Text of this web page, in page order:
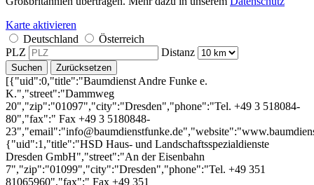
Karte aktivieren
Deutschland
Österreich
PLZ
Distanz
Suchen Zurücksetzen
[{"uid":0,"title":"Baumdienst Andre Funke e. K.","street":"Dammweg 20","zip":"01097","city":"Dresden","phone":"Tel. +49 3 518084-80","fax":" Fax +49 3 5180848-23","email":"info@baumdienstfunke.de","website":"www.baumdienstfunke.de","country":"DE","lat":51.07321950000000043701220420189201831817626953125,"lon":13.750307049999999975398168317042291164398193359375},{"uid":1,"title":"HSD Haus- und Landschaftsspezialdienste Dresden GmbH","street":"An der Eisenbahn 7","zip":"01099","city":"Dresden","phone":"Tel. +49 351 81065960","fax":" Fax +49 351 81065987","email":"hsd@hsdweb.de","website":"www.hsdweb.de","country":"DE","lat":51.0918668999999994184690876863896846771240234375,"lon":13.76810210000000012087184586562216281890869140625},{"uid":2,"title":"Stefan Bentzin Garten- und Landschaftsbau, Hausmeisterservice, Winterdienst","street":"D\u00f6rnichtweg 59 c","zip":"01109","city":"Dresden","phone":"Tel. +49 3 5188049-11","fax":" Fax +49 3 5188819-60","email":"stefan@bentzin.info","website":"www.bentzin.info","country":"DE","lat":51.10840065000000009831637726165354251861572265625,"lon":13.7571687719999999899300746619701385498046875},{"uid":3,"title":"perspektive.gr\u00fcn GmbH Landschaftsarchitektur + Garten- & Landschaftsbau","street":"Moritzburger Weg 67","zip":"01109","city":"Dresden","phone":"Tel. +49 351 2672363","fax":" Fax +49 351 2672364","email":"mail@perspektive-gruen.de","website":"www.perspektive-gruen.de","country":"DE","lat":51.10840065000000009831637726165354251861572265625,"lon":13.7571687719999999899300746619701385498046875},{"uid":4,"title":"Tschierschke Garten- und Landschaftsbau GmbH","street":"Grenzstr. 9","zip":"01109","city":"Dresden","phone":"Tel. +49 3 518853-50","fax":" Fax +49 3 518853-510","email":"info@garten-dresden.de","website":"www.garten-dresden.de","country":"DE","lat":51.1270777499999979909262037836015224456787109375,"lon":13.7873654200000004266257747076451778411865234375},{"uid":5,"title":"Werner Ey\u00dfer Sch\u00f6ne G\u00e4rten e. K.","street":"Mei\u00dfner Stra\u00dfe 20c","zip":"01156","city":"Dresden","phone":"Tel. +49 351 4521745","fax":" Fax +49 351 4521746","email":"buero@eysser.com","website":"www.eysser.com","country":"DE","lat":51.08975439999999679230313631705939769744873046875,"lon":13.6256577550000006482378012151457369327545166015625},{"uid":6,"title":"natur & stein Landschaftsbau GmbH","street":"Altburgst\u00e4dtel 2","zip":"01157","city":"Dresden","phone":"Tel. +49 351 4644680","fax":" Fax +49 351 46446828","email":"info@naturundstein.de","website":"www.naturundstein.de","country":"DE","lat":51.0538609999999977162588038481771945953369140625,"lon":13.663882900000000830686985864304006099700927734375},{"uid":7,"title":"Senf Garten- und Landschaftsbau GmbH","street":"Drescherh\u00e4user 3","zip":"01159","city":"Dresden","phone":"Tel. +49 3 5127522-22","fax":" Fax +49 3 5127522-25","email":"info@senf-galabau.de","website":"www.senf-galabau.de","country":"DE","lat":51.0496617000000014741090126335620880126953125,"lon":13.7025102000000007507196642109192907810211181640625},{"uid":8,"title":"LBD Landschaftsbau und -service GmbH Dresden","street":"Jochh\u00f6h 3","zip":"01169","city":"Dresden","phone":"Tel. +49 351 2077580","fax":" Fax +49 351 2077577","email":"info@landschaftsbau-dresden.de","website":"www.landschaftsbau-dresden.de","country":"DE","lat":51.0307861000000002604792825877666473388671875,"lon":13.671540375999999383793692686595022678375244140625},{"uid":9,"title":"Bernhard Schatt Garten- und Landschaftsbau","street":"Altleubnitz 37","zip":"01219","city":"Dresden","phone":"Tel. +49 351 47614-10","fax":" Fax +49 351 47115-37","email":"info@schatt-galabau.de","website":"www.schatt-galabau.de","country":"DE","lat":51.011704100000002881643013097345829010009765625,"lon":13.766821549999999518831828027032315731048583984375},{"uid":10,"title":"Hoch- und Tiefbau Dresden GmbH & Co. KG Sparte Galabau","street":"Sachsenwerkstra\u00dfe 31","zip":"01257","city":"Dresden","phone":"Tel. +49 351 207858-03","fax":" Fax","email":"info@htdd.de","website":"http:\/\/www.htdd.de","country":"DE","lat":51.00866744999999724541339674033224582672119140625,"lon":13.819676199999999965939423418603837490081787109375},{"uid":11,"title":"Th\u00fcmer Landschaftsbau GmbH","street":"Bismarckstr. 64","zip":"01257","city":"Dresden - Niedersedlitz","phone":"Tel. +49 351 21523777","fax":" Fax +49 351 21523771","email":"service@thuemer-landschaftsbau.de","website":"www.thuemer-landschaftsbau.de","country":"DE","lat":51.00476884999999782621671329252421855926513671875,"lon":13.8188010680000008534307198715396225452423095703125},{"uid":12,"title":"gr\u00fcnerleben Meisterbetrieb Garten- und Landschaftsbau e. K.","street":"Pirnaer Landstr. 169","zip":"01257","city":"Dresden","phone":"Tel. +49 351 2043966","fax":" Fax","email":"info@gruenerleben-dresden.de","website":"www.gruenerleben-dresden.de","country":"DE","lat":51.0090811000000030617229640483856201171875,"lon":13.8330798999999995402276908862404525279998779296875},{"uid":13,"title":"Lenk Garten- und Landschaftsbau Inh.: Gunnar Lenk","street":"Jonsdorfer Str. 4","zip":"01259","city":"Dresden","phone":"Tel. +49 351 2057536","fax":" Fax +49 351 2057536","email":"glb-lenk@gmx.de","website":null,"country":"DE","lat":50.999302900000003546665539033710956573486328125,"lon":13.8387148999999993748133420012891292572021484375},{"uid":14,"title":"Josef Saule GmbH Niederlassung Dresden Landschafts- und Sportplatzbau","street":"Lugbergblick 7b","zip":"01259","city":"Dresden","phone":"Tel. +49 3 51-207290","fax":" Fax +49 3 51-2072933","email":"info@saule-dresden.de","website":"www.saule-dresden.de","country":"DE","lat":50.99063360000000244554030359722673892974853515625,"lon":13.866582799999999764395397505722939968109130859375},{"uid":15,"title":"Garten- und Landschaftsbau Pomosus","street":"Fritz-Schreiter-Str. 31","zip":"01259","city":"Dresden","phone":"Tel. +49 351 2023619","fax":" Fax +49 351 2023620","email":"info@pomosus.de","website":"www.pomosus.de","country":"DE","lat":50.98875910000000288846422336064279079437255859375,"lon":13.84890490000000085046849562786519527435302734375},{"uid":16,"title":"Daniel Kreher Garten & Landschaft","street":"Haydnstr. 20","zip":"01309","city":"Dresden","phone":"Tel. +49 351 65286677","fax":" Fax +49 351 65286678","email":"info@Kreher-Gala.de","website":"www.Kreher-Gala.de","country":"DE","lat":51.04724900000000076261130743660032749176025390625,"lon":13.774357099999999576311893179081380367279052734375},{"uid":17,"title":"M\u00e4rz Garten,- Landschafts- und Sportplatzbau e. K.","street":"Loschwitzer Str. 21","zip":"01309","city":"Dresden","phone":"Tel. +49 3 51314417-16","fax":" Fax +49 3 51314417-26","email":"am@m\u00e4rz.eu","website":"www.m\u00e4rz.eu","country":"DE","lat":51.05390330000000176369212567806243896484375,"lon":13.7943715999999998444991433643735945224761962890625},{"uid":18,"title":"Hansel Garten- und Landschaftsbau GmbH","street":"Am Hahnweg 5","zip":"01328","city":"Dresden","phone":"Tel. +49 351 2620-70","fax":" Fax +49 351 26207-77","email":"info@hansel.de","website":"www.hansel.de","country":"DE","lat":51.06623735000000152695065480656921863555908203125,"lon":13.8975003990000001152793629444204270839691162109375},{"uid":19,"title":"Schumann Gartengestaltung GbR","street":"Altzitzschewig 13","zip":"01445","city":"Radebeul","phone":"Tel. +49 351 6527869","fax":" Fax +49 351 6527878","email":"info@schumann-gartengestaltung.de","website":"www.schumann-gartengestaltung.de","country":"DE","lat":51.11806820000000328718670061789453029632568359375,"lon":13.6047577499999992056700648390688002109527587890625},{"uid":20,"title":"GLF Garten- und Landschaftsbau Dresden GmbH","street":"Ringstr. 17","zip":"01468","city":"Moritzburg \/ OT Boxdorf","phone":"Tel. +49 351 8968680","fax":" Fax +49 351 8968689","email":"info@glf-dresden.de","website":"www.glf-dresden.de","country":"DE","lat":51.11806820000000328718670061789453029632568359375,"lon":13.6047577499999992056700648390688002109527587890625},{"uid":21,"title":"Landschaftsbau Kauer GmbH","street":"Alleestr. 8","zip":"01612","city":"Neuseusslitz","phone":"Tel. +49 35267 50547","fax":" Fax +49 35267 55513","email":"landschaftsbaukauer@web.de","website":null,"country":"DE","lat":51.25153679999999667415977455675601959228515625,"lon":13.422939700000000584623194299638271331787109375},{"uid":22,"title":"SBS GbR Bochnig & Pfennig","street":"Oschatzer Str. 6","zip":"01616","city":"Strehla","phone":"Tel. +49 35264 91888","fax":" Fax +49 35264 90679","email":"detlef.bochnig@t-online.de","website":null,"country":"DE","lat":51.351891649999998890052665956318378448486328125,"lon":13.225727103000000539623215445317327976226806640625},{"uid":23,"title":"BK Dienstleistung, Handel und Gala-Bau GmbH","street":"Torgauer Str. 23","zip":"01616","city":"Strehla","phone":"Tel. +49 35264 90260","fax":" Fax +49 35264 90210","email":"knut.pestel@t-online.de","website":null,"country":"DE","lat":51.35506480000000095742507255636155605316162109375,"lon":13.22394993900000059738886193372309207916259765625},{"uid":24,"title":"Garten- und Landschaftsgestaltung Steffen Weber","street":"Dresdner Str. 240a","zip":"01640","city":"Coswig OT Brockwitz","phone":"Tel. +49 3523 71307","fax":" Fax +49 3523 71308","email":"kontakt@galaweber.de","website":"www.galaweber.de","country":"DE","lat":51.35506480000000095742507255636155605316162109375,"lon":13.22394993900000059738886193372309207916259765625},{"uid":25,"title":"Garten- und Landschaftsbau Herfurth GmbH","street":"R\u00fcsseinaer Str. 7","zip":"01683","city":"Nossen OT Starbach","phone":"Tel. +49 35242 68343","fax":" Fax +49 35242 68545","email":"info@herfurth-galabau.de","website":"www.herfurth-galabau.de","country":"DE","lat":51.35506480000000095742507255636155605316162109375,"lon":13.22394993900000059738886193372309207916259765625},{"uid":26,"title":"Schirmer Gartentr\u00e4ume GmbH Freir\u00e4ume planen und realisieren","street":"Schindlerstr. 16","zip":"01689","city":"W